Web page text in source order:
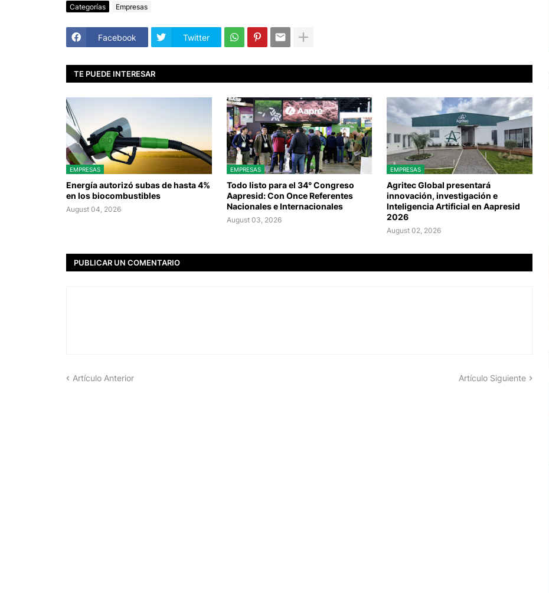
Categorías Empresas
Facebook Twitter
TE PUEDE INTERESAR
EMPRESAS
Energía autorizó subas de hasta 4%
en los biocombustibles
August 04, 2026
EMPRESAS
Todo listo para el 34° Congreso
Aapresid: Con Once Referentes
Nacionales e Internacionales
August 03, 2026
EMPRESAS
Agritec Global presentará
innovación, investigación e
Inteligencia Artificial en Aapresid
2026
August 02, 2026
PUBLICAR UN COMENTARIO
Artículo Anterior Artículo Siguiente